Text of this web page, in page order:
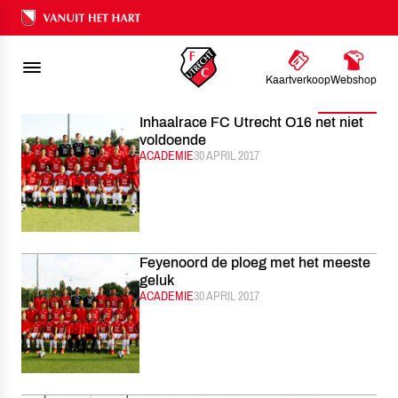
Ons nalatenschap
KaartverkoopWebshop
FC UTRECHT NIEUWS
Inhaalrace FC Utrecht O16 net niet
voldoende
CATEGORIE:
ACADEMIEGEPUBLICEERD:
30 APRIL 2017
Feyenoord de ploeg met het meeste
geluk
CATEGORIE:
ACADEMIEGEPUBLICEERD:
30 APRIL 2017